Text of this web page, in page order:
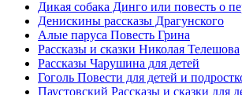
Дикая собака Динго или повесть о
Денискины рассказы Драгунского
Алые паруса Повесть Грина
Рассказы и сказки Николая Телешова
Рассказы Чарушина для детей
Гоголь Повести для детей и
Паустовский Рассказы и сказки для